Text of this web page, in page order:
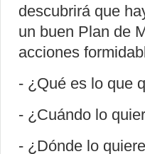
descubrirá que
un buen Plan de
acciones
- ¿Qué es lo que
- ¿Cuándo lo
- ¿Dónde lo